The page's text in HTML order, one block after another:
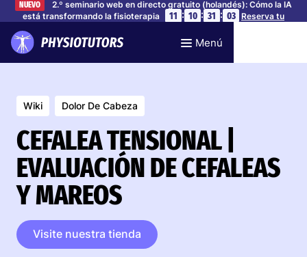
NUEVO
2.º seminario web en directo gratuito (holandés): Cómo la IA
está transformando la fisioterapia
11 : 10 : 31 : 02 Reserva tu
Menú
Wiki Dolor De Cabeza
CEFALEA TENSIONAL |
EVALUACIÓN DE CEFALEAS
Y MAREOS
Visite nuestra tienda